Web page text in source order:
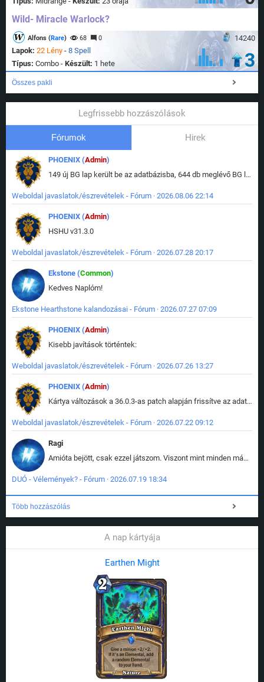
Wild- Miracle Warlock?
14240
Alfons (Rare) 68 0
Lapok: 22 Lény - 8 Spell
Típus: Combo - Készült: 1 hete 3
Összes pakli
Legfrissebb hozzászólások
Fórumok Hirek
PHOENIX (Admin)
149 új BG lap került be az adatbázisba, 644 db meglévő BG lap módosult, bekerültek az új képek a megváltozott lapokhoz is.
Weboldal javaslatok/észrevételek - Fórum · 2026.08.06 22:14
PHOENIX (Admin)
HSHU v31.3.0
Weboldal javaslatok/észrevételek - Fórum · 2026.07.28 20:17
Ekstone (Common)
Kedves Naplóm!
Ekstone Hearthstone kalandozásai - Fórum · 2026.07.27 07:09
PHOENIX (Admin)
Kisebb javítások történtek:
Weboldal javaslatok/észrevételek - Fórum · 2026.07.26 13:27
PHOENIX (Admin)
Kártya változások a 36.0.3-as patch alapján frissítve az adatbázisban (képek is cserélve).
Weboldal javaslatok/észrevételek - Fórum · 2026.07.22 09:12
Ragi
Amióta bejött, csak ezzel játszom. Viszont mint minden más - akár az alapjáték is, ez is baromira összetett lett. Néha már pár kör után is esélytelen az egész. Vagy irreállisan túltápol valaki, vagy lelép a partner, vagy csak hülye mint a segg. És amikor eljönne az én időm, na akkor jön el mindenki másé is. Engem jobban érdekelne, hogy ki milyen ratingen szokott játszani. Na ez lenne egy érdekes adat.
DUÓ - Vélemények? - Fórum · 2026.07.19 18:34
Több hozzászólás
A nap kártyája
Earthen Might